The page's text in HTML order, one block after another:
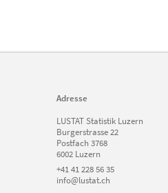
Adresse
LUSTAT Statistik Luzern
Burgerstrasse 22
Postfach 3768
6002 Luzern
+41 41 228 56 35
info@lustat.ch